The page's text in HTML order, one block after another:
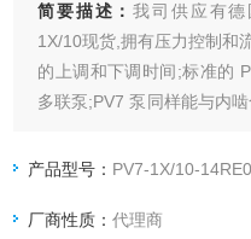
简要描述：我司供应有德
1X/10现货,拥有压力控制和
的上调和下调时间;标准的
多联泵;PV7 泵同样能与内
产品型号： PV7-1X/10-
厂商性质：代理商